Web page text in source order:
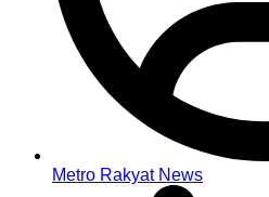
Metro Rakyat News